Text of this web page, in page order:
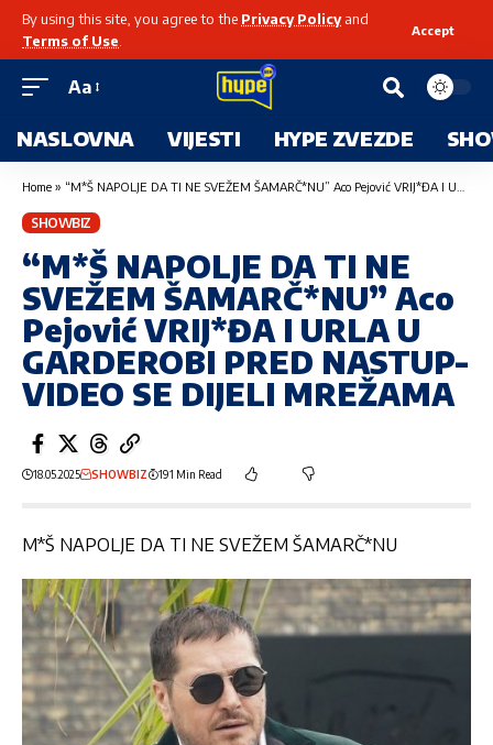
By using this site, you agree to the Privacy Policyand
Terms of Use
Accept
Aa
NASLOVNA VIJESTI HYPE ZVEZDE
Home » “M*Š NAPOLJE DA TI NE SVEŽEM ŠAMARČ*NU” Aco Pejović VRIJ*ĐA I URLA U GARDEROBI PRED NASTUP-VIDEO SE DIJELI MREŽAMA
SHOWBIZ
“M*Š NAPOLJE DA TI NE
SVEŽEM ŠAMARČ*NU” Aco
Pejović VRIJ*ĐA I URLA U
GARDEROBI PRED NASTUP-
VIDEO SE DIJELI MREŽAMA
18.05.2025 SHOWBIZ 191 Min Read
M*Š NAPOLJE DA TI NE SVEŽEM ŠAMARČ*NU